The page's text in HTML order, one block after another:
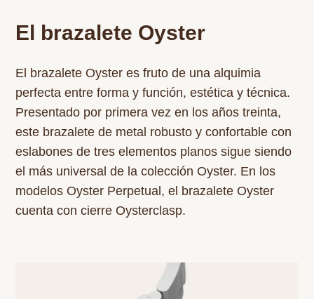
El brazalete Oyster
El brazalete Oyster es fruto de una alquimia
perfecta entre forma y función, estética y técnica.
Presentado por primera vez en los años treinta,
este brazalete de metal robusto y confortable con
eslabones de tres elementos planos sigue siendo
el más universal de la colección Oyster. En los
modelos Oyster Perpetual, el brazalete Oyster
cuenta con cierre Oysterclasp.